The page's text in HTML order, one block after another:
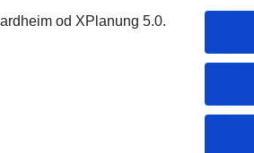
od XPlanung 5.0.